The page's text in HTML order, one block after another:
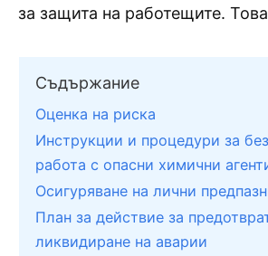
за защита на работещите.
Съдържание
Оценка на риска
Инструкции и процедури за
работа с опасни химични
Осигуряване на лични
План за действие за
ликвидиране на аварии